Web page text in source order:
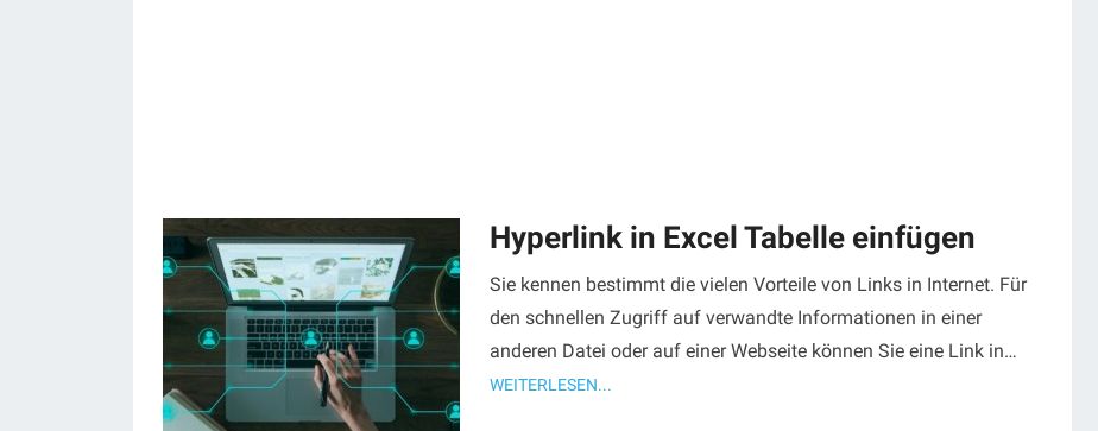
Hyperlink in Excel Tabelle einfügen
Sie kennen bestimmt die vielen Vorteile von Links in Internet. Für
den schnellen Zugriff auf verwandte Informationen in einer
anderen Datei oder auf einer Webseite können Sie eine Link in…
WEITERLESEN...